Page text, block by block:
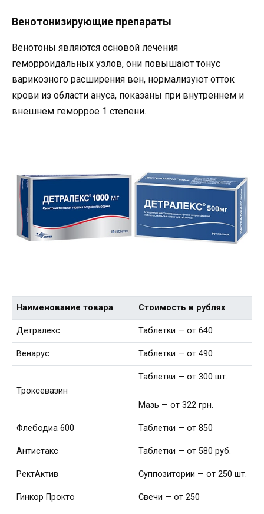
Венотонизирующие препараты
Венотоны являются основой лечения
геморроидальных узлов, они повышают тонус
варикозного расширения вен, нормализуют отток
крови из области ануса, показаны при внутреннем и
внешнем геморрое 1 степени.
Наименование товара Стоимость в рублях
Детралекс Таблетки — от 640
Венарус Таблетки — от 490
Троксевазин
Таблетки — от 300 шт.
Мазь — от 322 грн.
Флебодиа 600 Таблетки — от 850
Антистакс Таблетки — от 580 руб.
РектАктив Суппозитории — от 250 шт.
Гинкор Прокто Свечи — от 250